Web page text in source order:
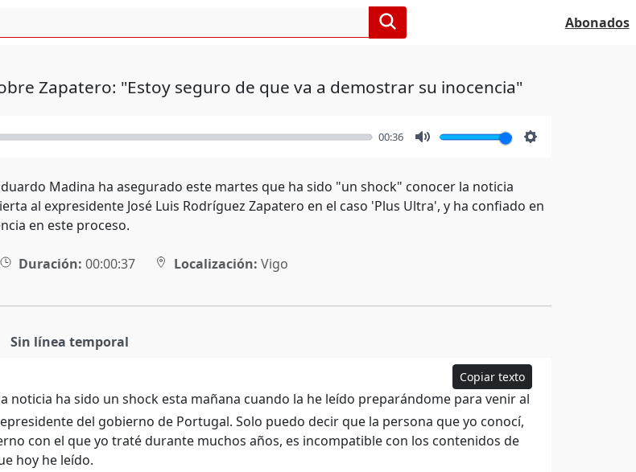
Abonados
Zapatero: "Estoy seguro de que va a demostrar su inocencia"
00:36
Madina ha asegurado este martes que ha sido "un shock" conocer la noticia
al expresidente José Luis Rodríguez Zapatero en el caso 'Plus Ultra', y ha confiado en
en este proceso.
Duración: 00:00:37 Localización: Vigo
Sin línea temporal
Copiar texto
noticia ha sido un shock esta mañana cuando la he leído preparándome para venir al
del gobierno de Portugal. Solo puedo decir que la persona que yo conocí,
con el que yo traté durante muchos años, es incompatible con los contenidos de
hoy he leído.